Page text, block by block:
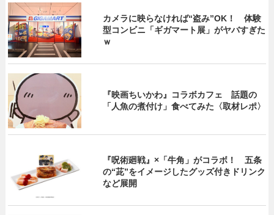
カメラに映らなければ“盗み”OK！ 体験
型コンビニ「ギガマート展」がヤバすぎた
ｗ
『映画ちいかわ』コラボカフェ 話題の
「人魚の煮付け」食べてみた〈取材レポ〉
『呪術廻戦』×「牛角」がコラボ！ 五条
の“茈”をイメージしたグッズ付きドリンク
など展開